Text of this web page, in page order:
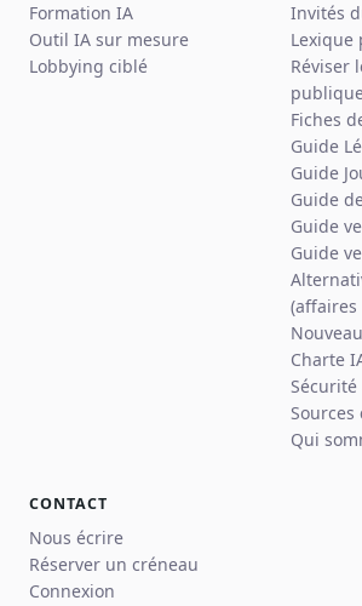
Formation IA
Outil IA sur mesure
Lobbying ciblé
Invités
Lexique
Réviser
Fiches
Guide
Guide
Guide
Guide
Guide
Charte
Sources
Qui
CONTACT
Nous écrire
Réserver un créneau
Connexion